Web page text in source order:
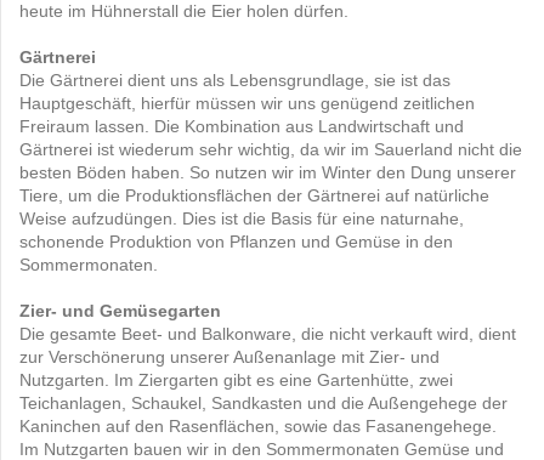
heute im Hühnerstall die Eier holen dürfen.
Gärtnerei
Die Gärtnerei dient uns als Lebensgrundlage, sie ist das
Hauptgeschäft, hierfür müssen wir uns genügend zeitlichen
Freiraum lassen. Die Kombination aus Landwirtschaft und
Gärtnerei ist wiederum sehr wichtig, da wir im Sauerland nicht die
besten Böden haben. So nutzen wir im Winter den Dung unserer
Tiere, um die Produktionsflächen der Gärtnerei auf natürliche
Weise aufzudüngen. Dies ist die Basis für eine naturnahe,
schonende Produktion von Pflanzen und Gemüse in den
Sommermonaten.
Zier- und Gemüsegarten
Die gesamte Beet- und Balkonware, die nicht verkauft wird, dient
zur Verschönerung unserer Außenanlage mit Zier- und
Nutzgarten. Im Ziergarten gibt es eine Gartenhütte, zwei
Teichanlagen, Schaukel, Sandkasten und die Außengehege der
Kaninchen auf den Rasenflächen, sowie das Fasanengehege.
Im Nutzgarten bauen wir in den Sommermonaten Gemüse und